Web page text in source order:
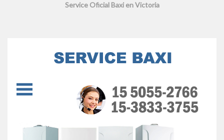
Service Oficial Baxi en Victoria